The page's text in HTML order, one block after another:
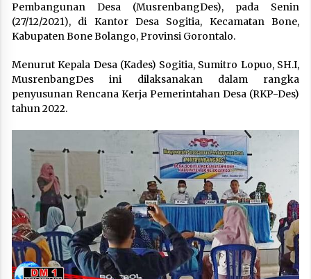
Pembangunan Desa (MusrenbangDes), pada Senin
(27/12/2021), di Kantor Desa Sogitia, Kecamatan Bone,
Kabupaten Bone Bolango, Provinsi Gorontalo.
Menurut Kepala Desa (Kades) Sogitia, Sumitro Lopuo, SH.I,
MusrenbangDes ini dilaksanakan dalam rangka
penyusunan Rencana Kerja Pemerintahan Desa (RKP-Des)
tahun 2022.